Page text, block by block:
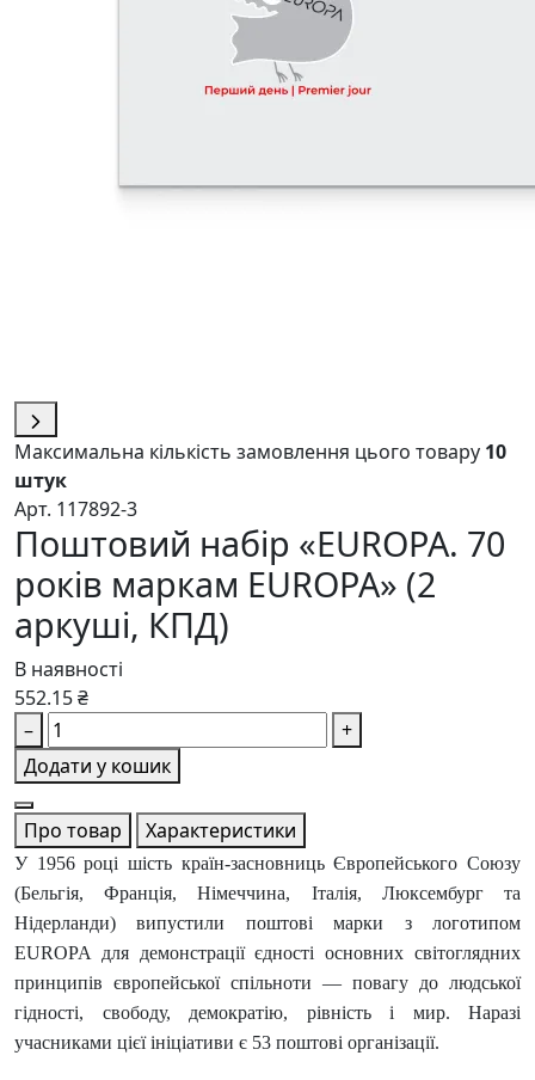
Максимальна кількість замовлення цього товару 10
штук
Арт. 117892-3
Поштовий набір «EUROPA. 70
років маркам EUROPA» (2
аркуші, КПД)
В наявності
552.15 ₴
–
+
Додати у кошик
Про товар Характеристики
У 1956 році шість країн-засновниць Європейського Союзу
(Бельгія, Франція, Німеччина, Італія, Люксембург та
Нідерланди) випустили поштові марки з логотипом
EUROPA для демонстрації єдності основних світоглядних
принципів європейської спільноти — повагу до людської
гідності, свободу, демократію, рівність і мир. Наразі
учасниками цієї ініціативи є 53 поштові організації.